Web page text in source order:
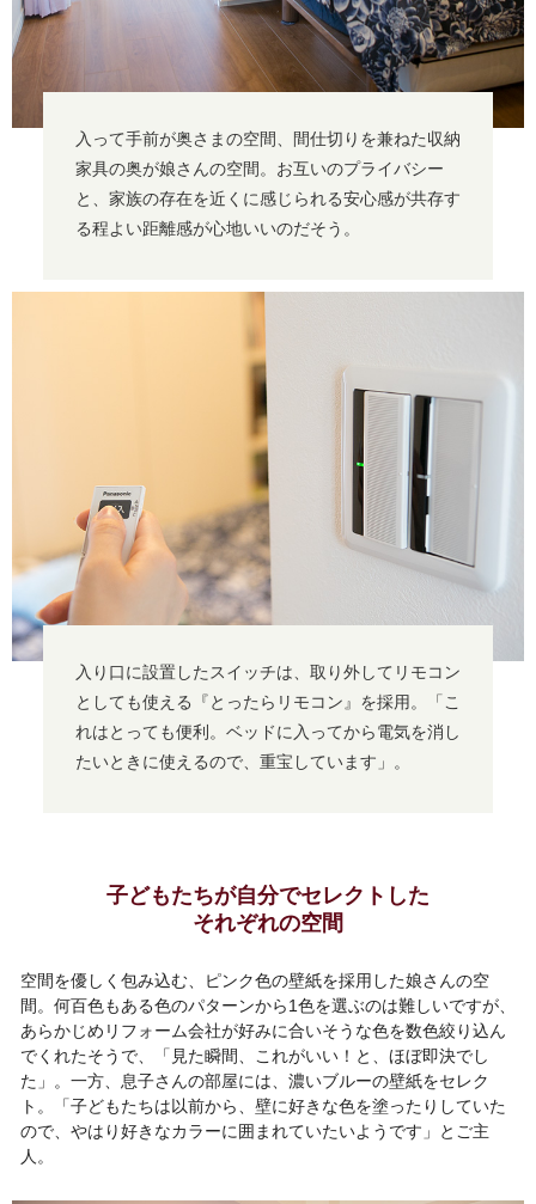
入って手前が奥さまの空間、間仕切りを兼ねた収納
家具の奥が娘さんの空間。お互いのプライバシー
と、家族の存在を近くに感じられる安心感が共存す
る程よい距離感が心地いいのだそう。
入り口に設置したスイッチは、取り外してリモコン
としても使える『とったらリモコン』を採用。「こ
れはとっても便利。ベッドに入ってから電気を消し
たいときに使えるので、重宝しています」。
子どもたちが自分でセレクトした
それぞれの空間
空間を優しく包み込む、ピンク色の壁紙を採用した娘さんの空
間。何百色もある色のパターンから1色を選ぶのは難しいですが、
あらかじめリフォーム会社が好みに合いそうな色を数色絞り込ん
でくれたそうで、「見た瞬間、これがいい！と、ほぼ即決でし
た」。一方、息子さんの部屋には、濃いブルーの壁紙をセレク
ト。「子どもたちは以前から、壁に好きな色を塗ったりしていた
ので、やはり好きなカラーに囲まれていたいようです」とご主
人。